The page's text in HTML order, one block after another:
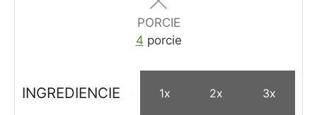
PORCIE
4 porcie
INGREDIENCIE 1x 2x 3x